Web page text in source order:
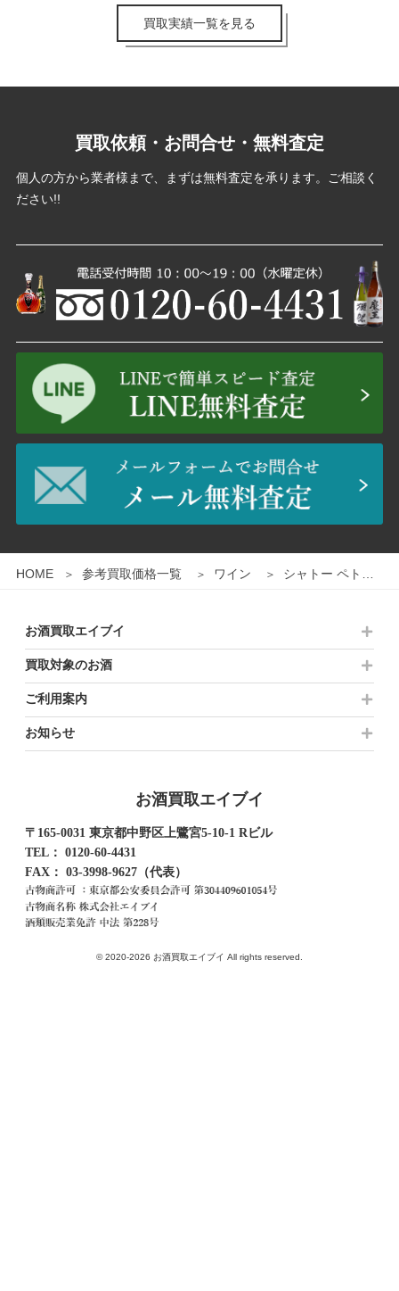
HOME 参考買取価格一覧 ワイン シャトー ペトリュス 2005 750ml
/
買取実績一覧を見る
買取依頼・お問合せ・無料査定
個人の方から業者様まで、まずは無料査定を承ります。ご相談く
ださい!!
お酒買取エイブイ
買取対象のお酒
ご利用案内
お知らせ
お酒買取エイブイ
〒165-0031 東京都中野区上鷺宮5-10-1 Rビル
TEL： 0120-60-4431
FAX： 03-3998-9627（代表）
© 2020-2026 お酒買取エイブイ All rights reserved.